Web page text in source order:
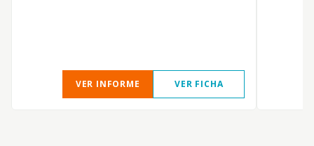
VER INFORME VER FICHA